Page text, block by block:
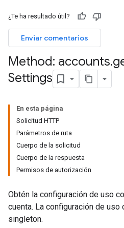
¿Te ha resultado útil?
Enviar comentarios
Method: accounts.
Settings
En esta página
Solicitud HTTP
Parámetros de ruta
Cuerpo de la solicitud
Cuerpo de la respuesta
Permisos de autorización
Obtén la configuración de uso
cuenta. La configuración de
singleton.